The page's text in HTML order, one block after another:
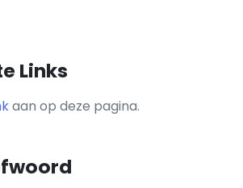
Links
aan op deze pagina.